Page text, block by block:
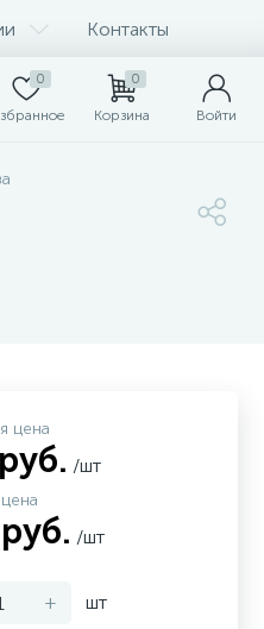
Контакты
0 0
Корзина Войти
цена
/шт
/шт
+ шт